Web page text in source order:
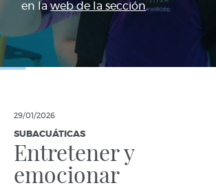
en laweb de la sección.
29/01/2026
SUBACUÁTICAS
Entretener y
emocionar